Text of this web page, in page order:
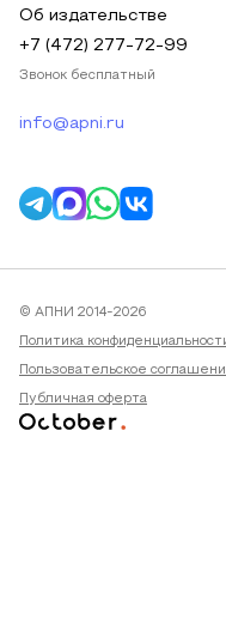
Об издательстве
+7 (472) 277-72-99
Звонок бесплатный
info@apni.ru
© АПНИ 2014-2026
Политика
Пользовательское
Публичная оферта